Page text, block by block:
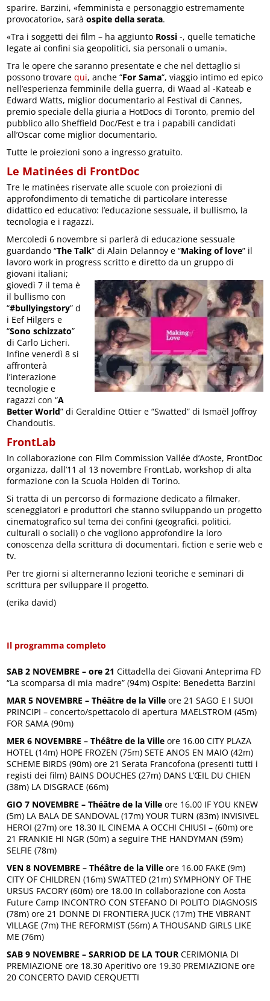
sparire. Barzini, «femminista e personaggio estremamente
provocatorio», saràospite della serata.
«Tra i soggetti dei film – ha aggiunto Rossi -, quelle tematiche
legate ai confini sia geopolitici, sia personali o umani».
Tra le opere che saranno presentate e che nel dettaglio si
possono trovarequi, anche “For Sama“, viaggio intimo ed epico
nell’esperienza femminile della guerra, di Waad al -Kateab e
Edward Watts, miglior documentario al Festival di Cannes,
premio speciale della giuria a HotDocs di Toronto, premio del
pubblico allo Sheffield Doc/Fest e tra i papabili candidati
all’Oscar come miglior documentario.
Tutte le proiezioni sono a ingresso gratuito.
Le Matinées di FrontDoc
Tre le matinées riservate alle scuole con proiezioni di
approfondimento di tematiche di particolare interesse
didattico ed educativo: l’educazione sessuale, il bullismo, la
tecnologia e i ragazzi.
Mercoledì 6 novembre si parlerà di educazione sessuale
guardando “The Talk” di Alain Delannoy e “Making of love” il
lavoro work in progress scritto e diretto da un gruppo di
giovani italiani;
giovedì 7 il tema è
il bullismo con
“#bullyingstory” d
i Eef Hilgers e
“Sono schizzato”
di Carlo Licheri.
Infine venerdì 8 si
affronterà
l’interazione
tecnologie e
ragazzi con “A
Better World” di Geraldine Ottier e “Swatted” di Ismaël Joffroy
Chandoutis.
FrontLab
In collaborazione con Film Commission Vallée d’Aoste, FrontDoc
organizza, dall’11 al 13 novembre FrontLab, workshop di alta
formazione con la Scuola Holden di Torino.
Si tratta di un percorso di formazione dedicato a filmaker,
sceneggiatori e produttori che stanno sviluppando un progetto
cinematografico sul tema dei confini (geografici, politici,
culturali o sociali) o che vogliono approfondire la loro
conoscenza della scrittura di documentari, fiction e serie web e
tv.
Per tre giorni si alterneranno lezioni teoriche e seminari di
scrittura per sviluppare il progetto.
(erika david)
Il programma completo
SAB 2 NOVEMBRE – ore 21 Cittadella dei Giovani Anteprima FD
“La scomparsa di mia madre” (94m) Ospite: Benedetta Barzini
MAR 5 NOVEMBRE – Théâtre de la Ville ore 21 SAGO E I SUOI
PRINCIPI – concerto/spettacolo di apertura MAELSTROM (45m)
FOR SAMA (90m)
MER 6 NOVEMBRE – Théâtre de la Ville ore 16.00 CITY PLAZA
HOTEL (14m) HOPE FROZEN (75m) SETE ANOS EN MAIO (42m)
SCHEME BIRDS (90m) ore 21 Serata Francofona (presenti tutti i
registi dei film) BAINS DOUCHES (27m) DANS L’ŒIL DU CHIEN
(38m) LA DISGRACE (66m)
GIO 7 NOVEMBRE – Théâtre de la Ville ore 16.00 IF YOU KNEW
(5m) LA BALA DE SANDOVAL (17m) YOUR TURN (83m) INVISIVEL
HEROI (27m) ore 18.30 IL CINEMA A OCCHI CHIUSI – (60m) ore
21 FRANKIE HI NGR (50m) a seguire THE HANDYMAN (59m)
SELFIE (78m)
VEN 8 NOVEMBRE – Théâtre de la Ville ore 16.00 FAKE (9m)
CITY OF CHILDREN (16m) SWATTED (21m) SYMPHONY OF THE
URSUS FACORY (60m) ore 18.00 In collaborazione con Aosta
Future Camp INCONTRO CON STEFANO DI POLITO DIAGNOSIS
(78m) ore 21 DONNE DI FRONTIERA JUCK (17m) THE VIBRANT
VILLAGE (7m) THE REFORMIST (56m) A THOUSAND GIRLS LIKE
ME (76m)
SAB 9 NOVEMBRE – SARRIOD DE LA TOUR CERIMONIA DI
PREMIAZIONE ore 18.30 Aperitivo ore 19.30 PREMIAZIONE ore
20 CONCERTO DAVID CERQUETTI